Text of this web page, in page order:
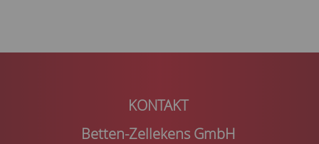
Betten-Zellekens GmbH